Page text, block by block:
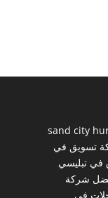
sand city
تسويق في
في تبليسي
شركة
في